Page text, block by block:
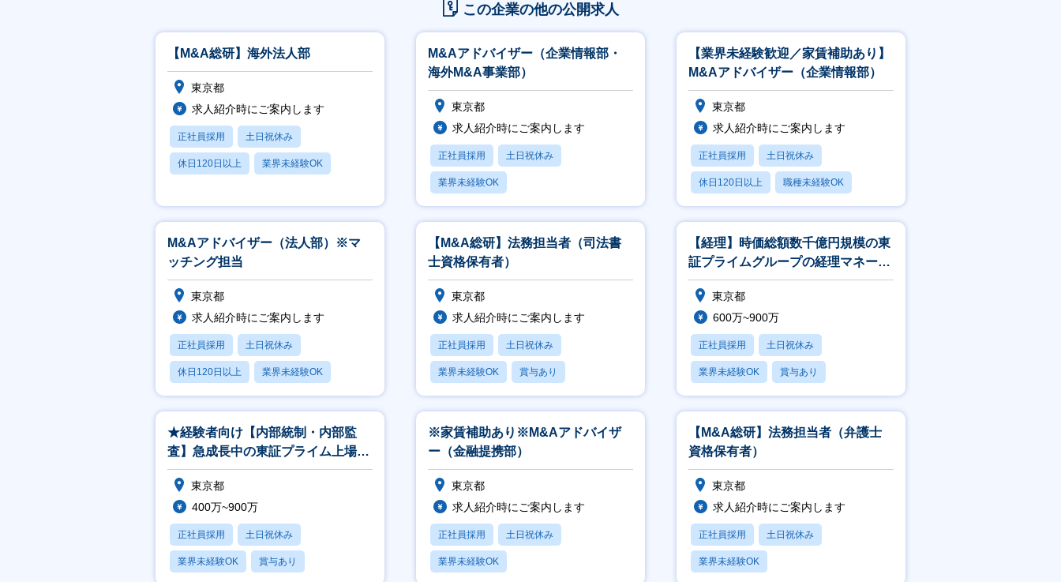
この企業の他の公開求人
【M&A総研】海外法人部
東京都
求人紹介時にご案内します
正社員採用 土日祝休み
休日120日以上 業界未経験OK
M&Aアドバイザー（企業情報部・
海外M&A事業部）
東京都
求人紹介時にご案内します
正社員採用 土日祝休み
業界未経験OK
【業界未経験歓迎／家賃補助あり】
M&Aアドバイザー（企業情報部）
東京都
求人紹介時にご案内します
正社員採用 土日祝休み
休日120日以上 職種未経験OK
M&Aアドバイザー（法人部）※マ
ッチング担当
東京都
求人紹介時にご案内します
正社員採用 土日祝休み
休日120日以上 業界未経験OK
【M&A総研】法務担当者（司法書
士資格保有者）
東京都
求人紹介時にご案内します
正社員採用 土日祝休み
業界未経験OK 賞与あり
【経理】時価総額数千億円規模の東
証プライムグループの経理マネージ
ャー候補
東京都
600万~900万
正社員採用 土日祝休み
業界未経験OK 賞与あり
30代におすすめ
★経験者向け【内部統制・内部監
査】急成長中の東証プライム上場企
業を内部から支える重要ポジション
東京都
400万~900万
正社員採用 土日祝休み
業界未経験OK 賞与あり
※家賃補助あり※M&Aアドバイザ
ー（金融提携部）
東京都
求人紹介時にご案内します
正社員採用 土日祝休み
業界未経験OK
【M&A総研】法務担当者（弁護士
資格保有者）
東京都
求人紹介時にご案内します
正社員採用 土日祝休み
業界未経験OK